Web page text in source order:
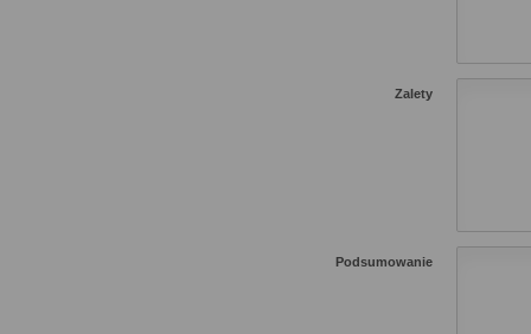
Zalety
Podsumowanie